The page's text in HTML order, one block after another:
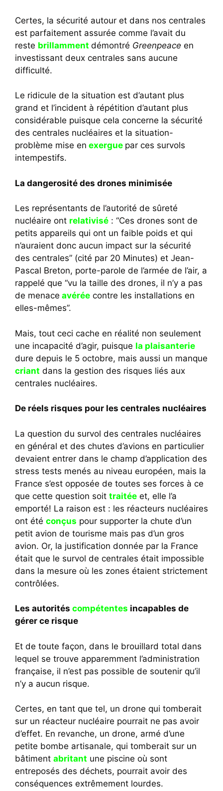
Certes, la sécurité autour et dans nos centrales
est parfaitement assurée comme l’avait du
reste brillamment démontré Greenpeace en
investissant deux centrales sans aucune
difficulté.
Le ridicule de la situation est d’autant plus
grand et l’incident à répétition d’autant plus
considérable puisque cela concerne la sécurité
des centrales nucléaires et la situation-
problème mise en exergue par ces survols
intempestifs.
La dangerosité des drones minimisée
Les représentants de l’autorité de sûreté
nucléaire ont relativisé : “Ces drones sont de
petits appareils qui ont un faible poids et qui
n’auraient donc aucun impact sur la sécurité
des centrales” (cité par 20 Minutes) et Jean-
Pascal Breton, porte-parole de l’armée de l’air, a
rappelé que “vu la taille des drones, il n’y a pas
de menace avérée contre les installations en
elles-mêmes”.
Mais, tout ceci cache en réalité non seulement
une incapacité d’agir, puisque la plaisanterie
dure depuis le 5 octobre, mais aussi un manque
criant dans la gestion des risques liés aux
centrales nucléaires.
De réels risques pour les centrales nucléaires
La question du survol des centrales nucléaires
en général et des chutes d’avions en particulier
devaient entrer dans le champ d’application des
stress tests menés au niveau européen, mais la
France s’est opposée de toutes ses forces à ce
que cette question soit traitée et, elle l’a
emporté! La raison est : les réacteurs nucléaires
ont été conçus pour supporter la chute d’un
petit avion de tourisme mais pas d’un gros
avion. Or, la justification donnée par la France
était que le survol de centrales était impossible
dans la mesure où les zones étaient strictement
contrôlées.
Les autorités compétentes incapables de
gérer ce risque
Et de toute façon, dans le brouillard total dans
lequel se trouve apparemment l’administration
française, il n’est pas possible de soutenir qu’il
n’y a aucun risque.
Certes, en tant que tel, un drone qui tomberait
sur un réacteur nucléaire pourrait ne pas avoir
d’effet. En revanche, un drone, armé d’une
petite bombe artisanale, qui tomberait sur un
bâtiment abritant une piscine où sont
entreposés des déchets, pourrait avoir des
conséquences extrêmement lourdes.